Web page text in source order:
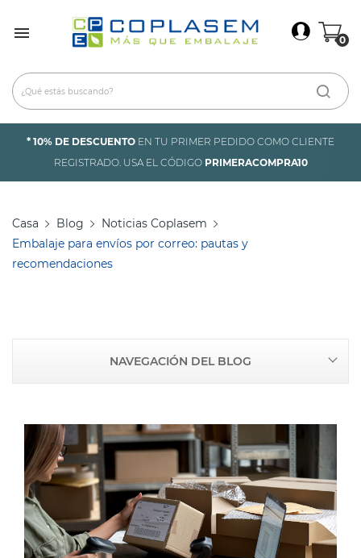
 0
* 10% DE DESCUENTO EN TU PRIMER PEDIDO COMO CLIENTE
REGISTRADO. USA EL CÓDIGO PRIMERACOMPRA10
Casa Blog
Noticias Coplasem
Embalaje para envíos por correo: pautas y
recomendaciones
NAVEGACIÓN DEL BLOG
Iniciar Sesión ×
Debes iniciar sesión para guardar productos en tu
lista de deseos.
Cancelar Iniciar sesión